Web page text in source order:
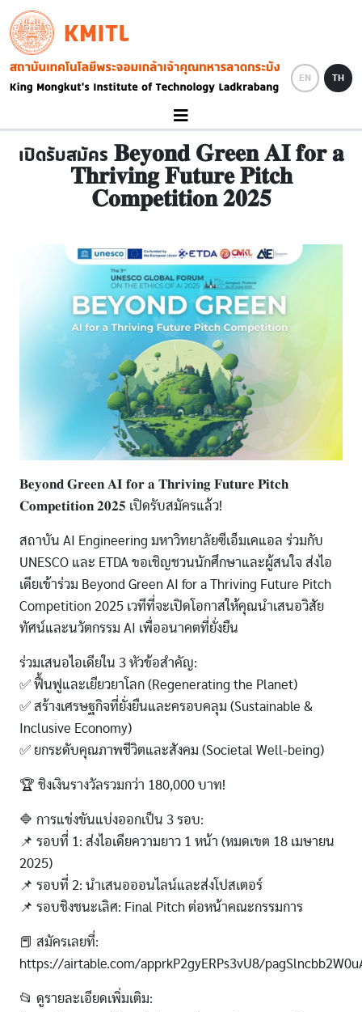
Skip to main content
KMITL
Image
EN TH
เปิดรับสมัคร 𝐁𝐞𝐲𝐨𝐧𝐝 𝐆𝐫𝐞𝐞𝐧 𝐀𝐈 𝐟𝐨𝐫 𝐚
𝐓𝐡𝐫𝐢𝐯𝐢𝐧𝐠 𝐅𝐮𝐭𝐮𝐫𝐞 𝐏𝐢𝐭𝐜𝐡
𝐂𝐨𝐦𝐩𝐞𝐭𝐢𝐭𝐢𝐨𝐧 𝟐𝟎𝟐𝟓
𝐁𝐞𝐲𝐨𝐧𝐝 𝐆𝐫𝐞𝐞𝐧 𝐀𝐈 𝐟𝐨𝐫 𝐚 𝐓𝐡𝐫𝐢𝐯𝐢𝐧𝐠 𝐅𝐮𝐭𝐮𝐫𝐞 𝐏𝐢𝐭𝐜𝐡
𝐂𝐨𝐦𝐩𝐞𝐭𝐢𝐭𝐢𝐨𝐧 𝟐𝟎𝟐𝟓 เปิดรับสมัครแล้ว!
สถาบัน AI Engineering มหาวิทยาลัยซีเอ็มเคแอล ร่วมกับ
UNESCO และ ETDA ขอเชิญชวนนักศึกษาและผู้สนใจ ส่งไอ
เดียเข้าร่วม Beyond Green AI for a Thriving Future Pitch
Competition 2025 เวทีที่จะเปิดโอกาสให้คุณนำเสนอวิสัย
ทัศน์และนวัตกรรม AI เพื่ออนาคตที่ยั่งยืน
ร่วมเสนอไอเดียใน 3 หัวข้อสำคัญ:
✅ ฟื้นฟูและเยียวยาโลก (Regenerating the Planet)
✅ สร้างเศรษฐกิจที่ยั่งยืนและครอบคลุม (Sustainable &
Inclusive Economy)
✅ ยกระดับคุณภาพชีวิตและสังคม (Societal Well-being)
🏆 ชิงเงินรางวัลรวมกว่า 180,000 บาท!
🔷 การแข่งขันแบ่งออกเป็น 3 รอบ:
📌 รอบที่ 1: ส่งไอเดียความยาว 1 หน้า (หมดเขต 18 เมษายน
2025)
📌 รอบที่ 2: นำเสนอออนไลน์และส่งโปสเตอร์
📌 รอบชิงชนะเลิศ: Final Pitch ต่อหน้าคณะกรรมการ
📕 สมัครเลยที่:
https://airtable.com/apprkP2gyERPs3vU8/
📂 ดูรายละเอียดเพิ่มเติม: